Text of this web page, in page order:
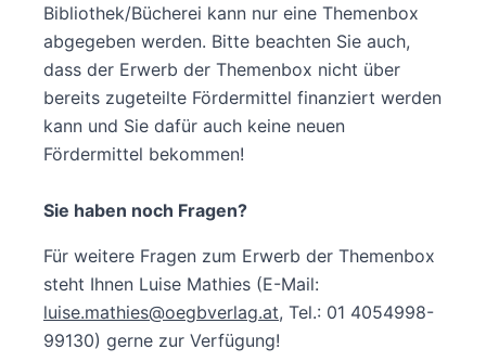
Bibliothek/Bücherei kann nur eine Themenbox
abgegeben werden. Bitte beachten Sie auch,
dass der Erwerb der Themenbox nicht über
bereits zugeteilte Fördermittel finanziert werden
kann und Sie dafür auch keine neuen
Fördermittel bekommen!
Sie haben noch Fragen?
Für weitere Fragen zum Erwerb der Themenbox
steht Ihnen Luise Mathies (E-Mail:
luise.mathies@oegbverlag.at, Tel.: 01 4054998-
99130) gerne zur Verfügung!